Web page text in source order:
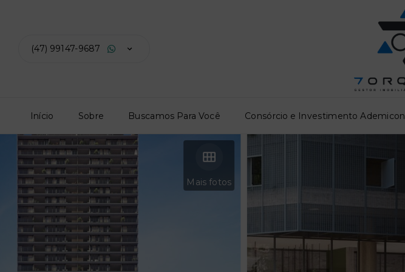
(47) 99147-9687
Início Sobre Buscamos Para Você Consórcio e Investimento Ademicon
Mais fotos